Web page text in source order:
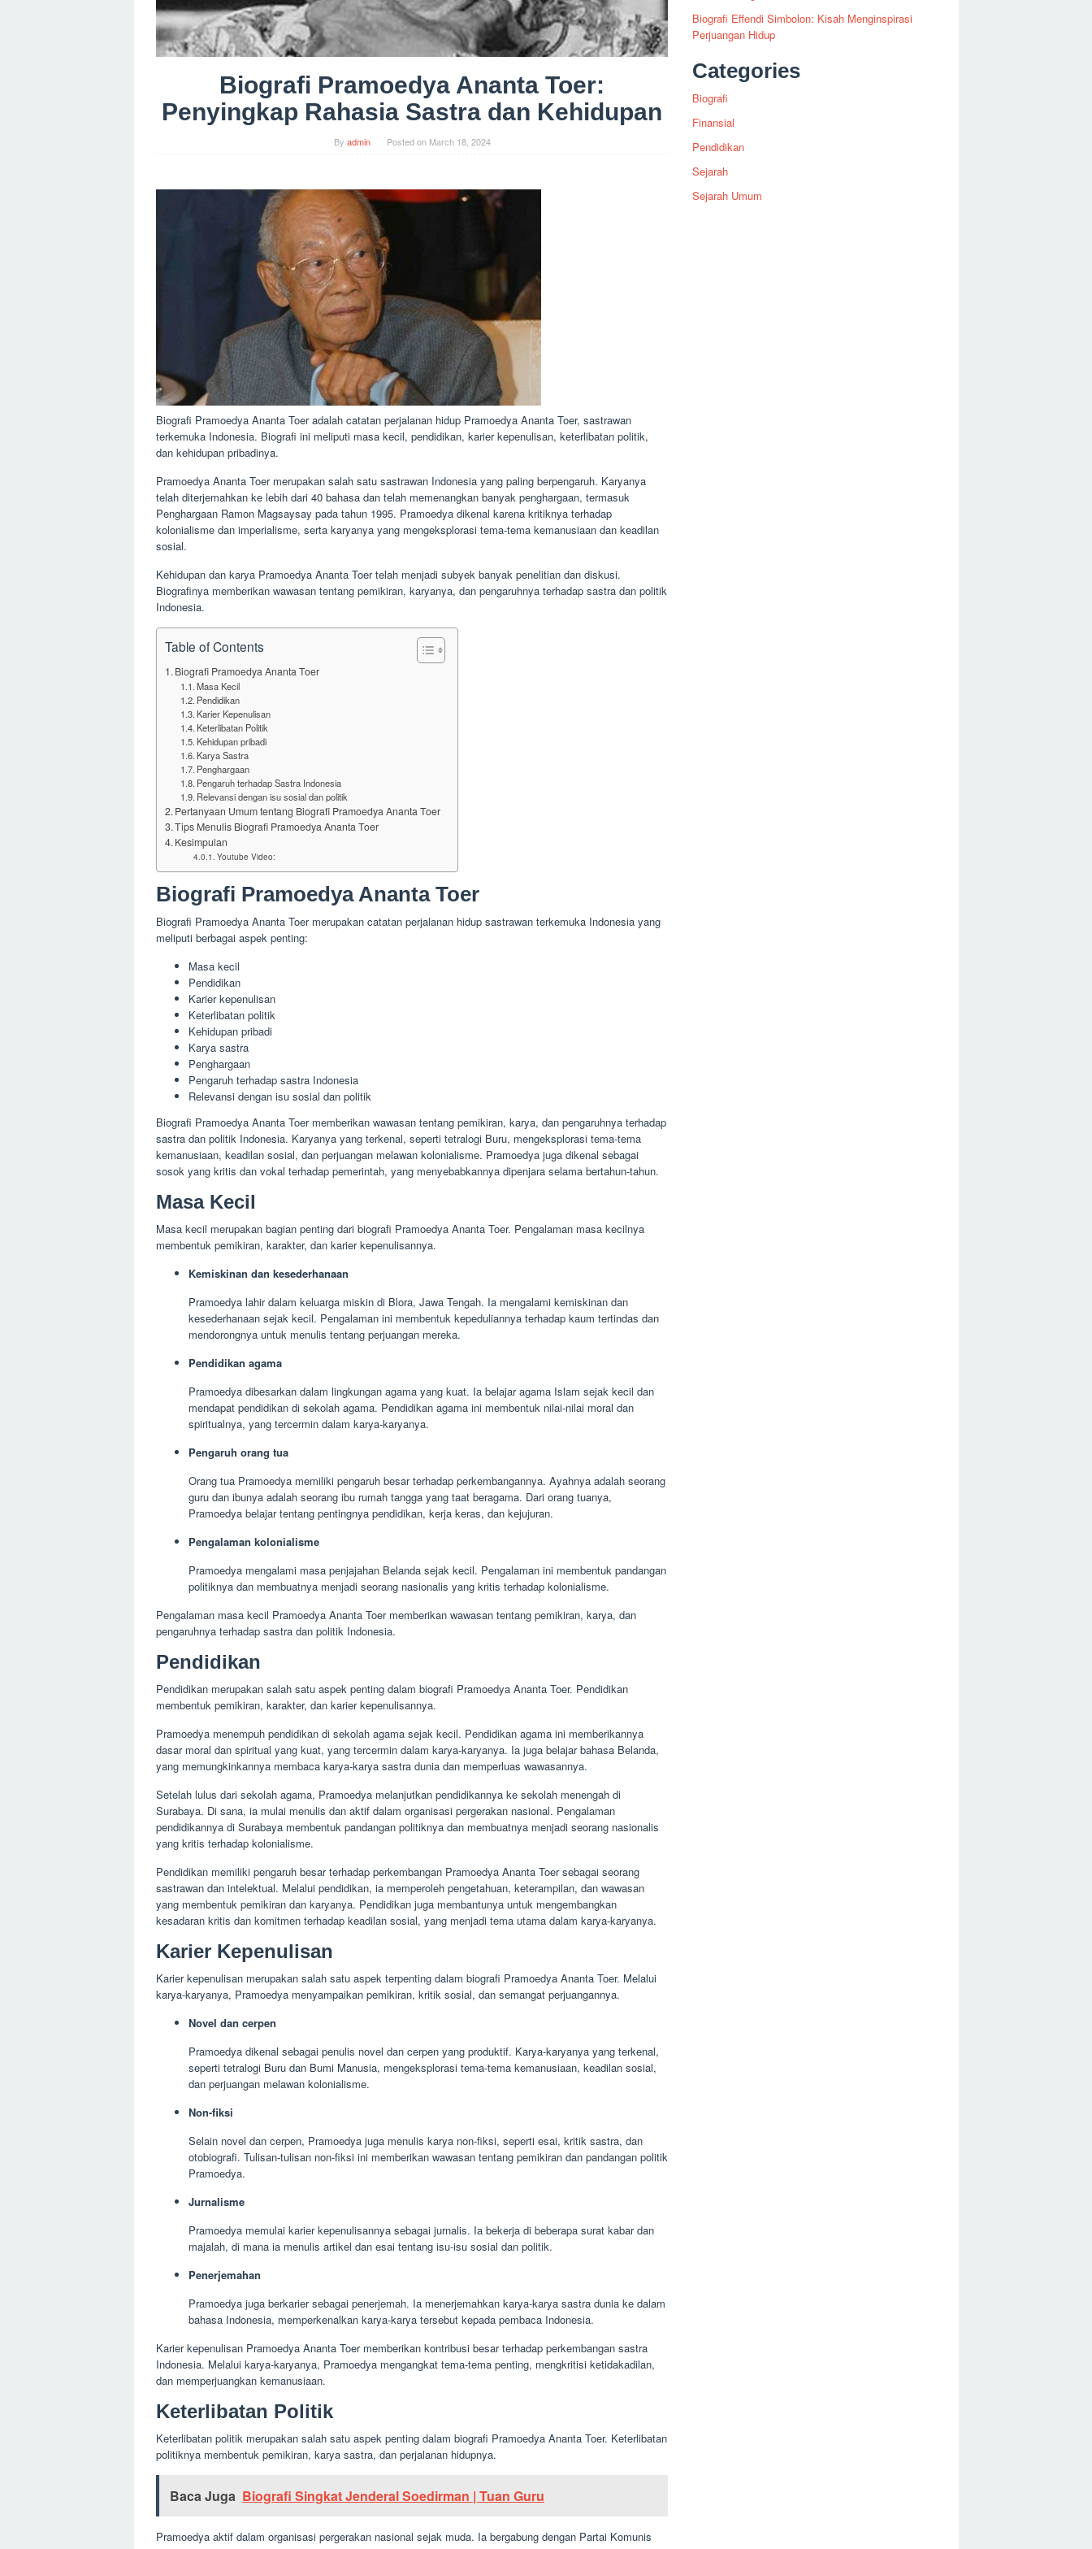
Biografi Pramoedya Ananta Toer:
Penyingkap Rahasia Sastra dan Kehidupan
By admin Posted on March 18, 2024
Biografi Pramoedya Ananta Toer adalah catatan perjalanan hidup Pramoedya Ananta Toer, sastrawan
terkemuka Indonesia. Biografi ini meliputi masa kecil, pendidikan, karier kepenulisan, keterlibatan politik,
dan kehidupan pribadinya.
Pramoedya Ananta Toer merupakan salah satu sastrawan Indonesia yang paling berpengaruh. Karyanya
telah diterjemahkan ke lebih dari 40 bahasa dan telah memenangkan banyak penghargaan, termasuk
Penghargaan Ramon Magsaysay pada tahun 1995. Pramoedya dikenal karena kritiknya terhadap
kolonialisme dan imperialisme, serta karyanya yang mengeksplorasi tema-tema kemanusiaan dan keadilan
sosial.
Kehidupan dan karya Pramoedya Ananta Toer telah menjadi subyek banyak penelitian dan diskusi.
Biografinya memberikan wawasan tentang pemikiran, karyanya, dan pengaruhnya terhadap sastra dan politik
Indonesia.
Table of Contents
Biografi Pramoedya Ananta Toer
Masa Kecil
Pendidikan
Karier Kepenulisan
Keterlibatan Politik
Kehidupan pribadi
Karya Sastra
Penghargaan
Pengaruh terhadap Sastra Indonesia
Relevansi dengan isu sosial dan politik
Pertanyaan Umum tentang Biografi Pramoedya Ananta Toer
Tips Menulis Biografi Pramoedya Ananta Toer
Kesimpulan
Youtube Video:
Biografi Pramoedya Ananta Toer
Biografi Pramoedya Ananta Toer merupakan catatan perjalanan hidup sastrawan terkemuka Indonesia yang
meliputi berbagai aspek penting:
Masa kecil
Pendidikan
Karier kepenulisan
Keterlibatan politik
Kehidupan pribadi
Karya sastra
Penghargaan
Pengaruh terhadap sastra Indonesia
Relevansi dengan isu sosial dan politik
Biografi Pramoedya Ananta Toer memberikan wawasan tentang pemikiran, karya, dan pengaruhnya terhadap
sastra dan politik Indonesia. Karyanya yang terkenal, seperti tetralogi Buru, mengeksplorasi tema-tema
kemanusiaan, keadilan sosial, dan perjuangan melawan kolonialisme. Pramoedya juga dikenal sebagai
sosok yang kritis dan vokal terhadap pemerintah, yang menyebabkannya dipenjara selama bertahun-tahun.
Masa Kecil
Masa kecil merupakan bagian penting dari biografi Pramoedya Ananta Toer. Pengalaman masa kecilnya
membentuk pemikiran, karakter, dan karier kepenulisannya.
Kemiskinan dan kesederhanaan
Pramoedya lahir dalam keluarga miskin di Blora, Jawa Tengah. Ia mengalami kemiskinan dan
kesederhanaan sejak kecil. Pengalaman ini membentuk kepeduliannya terhadap kaum tertindas dan
mendorongnya untuk menulis tentang perjuangan mereka.
Pendidikan agama
Pramoedya dibesarkan dalam lingkungan agama yang kuat. Ia belajar agama Islam sejak kecil dan
mendapat pendidikan di sekolah agama. Pendidikan agama ini membentuk nilai-nilai moral dan
spiritualnya, yang tercermin dalam karya-karyanya.
Pengaruh orang tua
Orang tua Pramoedya memiliki pengaruh besar terhadap perkembangannya. Ayahnya adalah seorang
guru dan ibunya adalah seorang ibu rumah tangga yang taat beragama. Dari orang tuanya,
Pramoedya belajar tentang pentingnya pendidikan, kerja keras, dan kejujuran.
Pengalaman kolonialisme
Pramoedya mengalami masa penjajahan Belanda sejak kecil. Pengalaman ini membentuk pandangan
politiknya dan membuatnya menjadi seorang nasionalis yang kritis terhadap kolonialisme.
Pengalaman masa kecil Pramoedya Ananta Toer memberikan wawasan tentang pemikiran, karya, dan
pengaruhnya terhadap sastra dan politik Indonesia.
Pendidikan
Pendidikan merupakan salah satu aspek penting dalam biografi Pramoedya Ananta Toer. Pendidikan
membentuk pemikiran, karakter, dan karier kepenulisannya.
Pramoedya menempuh pendidikan di sekolah agama sejak kecil. Pendidikan agama ini memberikannya
dasar moral dan spiritual yang kuat, yang tercermin dalam karya-karyanya. Ia juga belajar bahasa Belanda,
yang memungkinkannya membaca karya-karya sastra dunia dan memperluas wawasannya.
Setelah lulus dari sekolah agama, Pramoedya melanjutkan pendidikannya ke sekolah menengah di
Surabaya. Di sana, ia mulai menulis dan aktif dalam organisasi pergerakan nasional. Pengalaman
pendidikannya di Surabaya membentuk pandangan politiknya dan membuatnya menjadi seorang nasionalis
yang kritis terhadap kolonialisme.
Pendidikan memiliki pengaruh besar terhadap perkembangan Pramoedya Ananta Toer sebagai seorang
sastrawan dan intelektual. Melalui pendidikan, ia memperoleh pengetahuan, keterampilan, dan wawasan
yang membentuk pemikiran dan karyanya. Pendidikan juga membantunya untuk mengembangkan
kesadaran kritis dan komitmen terhadap keadilan sosial, yang menjadi tema utama dalam karya-karyanya.
Karier Kepenulisan
Karier kepenulisan merupakan salah satu aspek terpenting dalam biografi Pramoedya Ananta Toer. Melalui
karya-karyanya, Pramoedya menyampaikan pemikiran, kritik sosial, dan semangat perjuangannya.
Novel dan cerpen
Pramoedya dikenal sebagai penulis novel dan cerpen yang produktif. Karya-karyanya yang terkenal,
seperti tetralogi Buru dan Bumi Manusia, mengeksplorasi tema-tema kemanusiaan, keadilan sosial,
dan perjuangan melawan kolonialisme.
Non-fiksi
Selain novel dan cerpen, Pramoedya juga menulis karya non-fiksi, seperti esai, kritik sastra, dan
otobiografi. Tulisan-tulisan non-fiksi ini memberikan wawasan tentang pemikiran dan pandangan politik
Pramoedya.
Jurnalisme
Pramoedya memulai karier kepenulisannya sebagai jurnalis. Ia bekerja di beberapa surat kabar dan
majalah, di mana ia menulis artikel dan esai tentang isu-isu sosial dan politik.
Penerjemahan
Pramoedya juga berkarier sebagai penerjemah. Ia menerjemahkan karya-karya sastra dunia ke dalam
bahasa Indonesia, memperkenalkan karya-karya tersebut kepada pembaca Indonesia.
Karier kepenulisan Pramoedya Ananta Toer memberikan kontribusi besar terhadap perkembangan sastra
Indonesia. Melalui karya-karyanya, Pramoedya mengangkat tema-tema penting, mengkritisi ketidakadilan,
dan memperjuangkan kemanusiaan.
Keterlibatan Politik
Keterlibatan politik merupakan salah satu aspek penting dalam biografi Pramoedya Ananta Toer. Keterlibatan
politiknya membentuk pemikiran, karya sastra, dan perjalanan hidupnya.
Baca Juga Biografi Singkat Jenderal Soedirman | Tuan Guru
Pramoedya aktif dalam organisasi pergerakan nasional sejak muda. Ia bergabung dengan Partai Komunis
Biografi Effendi Simbolon: Kisah Menginspirasi
Perjuangan Hidup
Categories
Biografi
Finansial
Pendidikan
Sejarah
Sejarah Umum